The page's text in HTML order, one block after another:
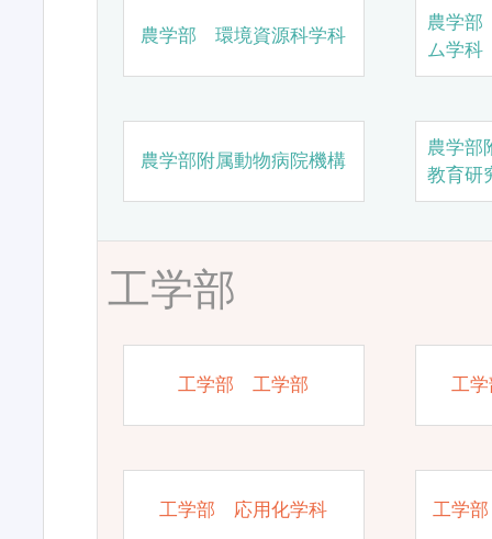
農学部 環境資源科学科
農学
ム学科
農学部附属動物病院機構
農学部
教育研
工学部
工学部 工学部 工
工学部 応用化学科 工学